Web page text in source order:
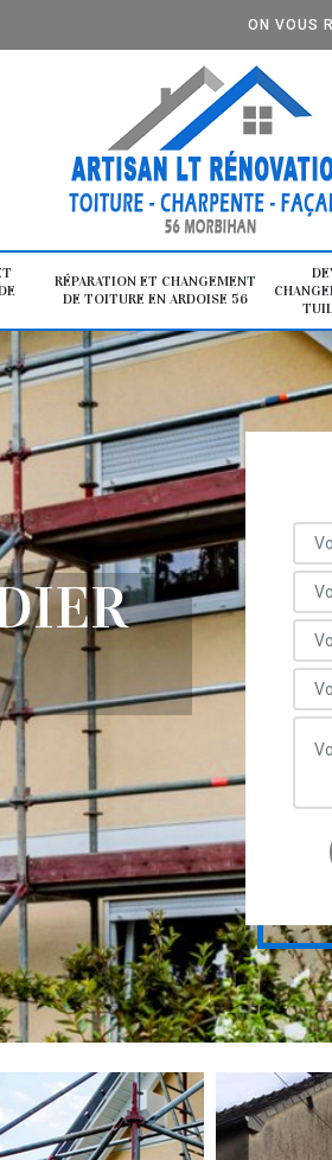
ON VOUS
RÉPARATION ET CHANGEMENT
DE TOITURE EN ARDOISE 56